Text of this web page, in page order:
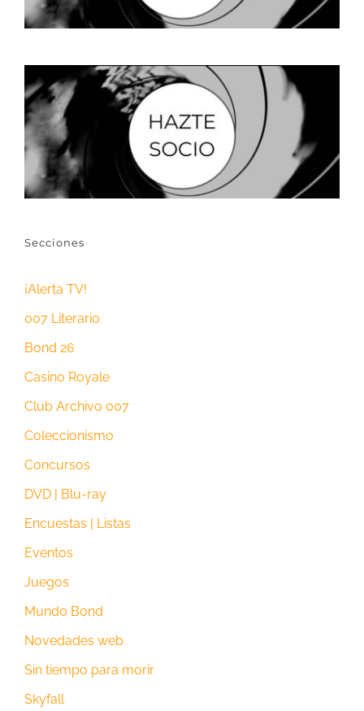
Secciones
¡Alerta TV!
007 Literario
Bond 26
Casino Royale
Club Archivo 007
Coleccionismo
Concursos
DVD | Blu-ray
Encuestas | Listas
Eventos
Juegos
Mundo Bond
Novedades web
Sin tiempo para morir
Skyfall